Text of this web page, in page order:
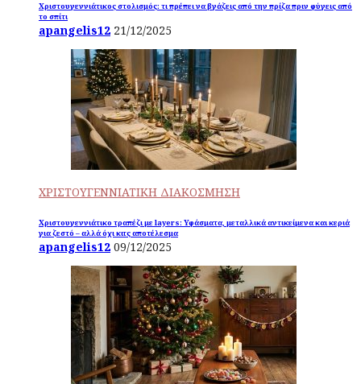
Χριστουγεννιάτικος στολισμός: τι πρέπει να βγάζεις από την πρίζα πριν φύγεις από
το σπίτι
apangelis12 21/12/2025
ΧΡΙΣΤΟΥΓΕΝΝΙΑΤΙΚΗ ΔΙΑΚΟΣΜΗΣΗ
Χριστουγεννιάτικο τραπέζι με layers: Υφάσματα, μεταλλικά αντικείμενα και κεριά
για ζεστό – αλλά όχι κιτς αποτέλεσμα
apangelis12 09/12/2025